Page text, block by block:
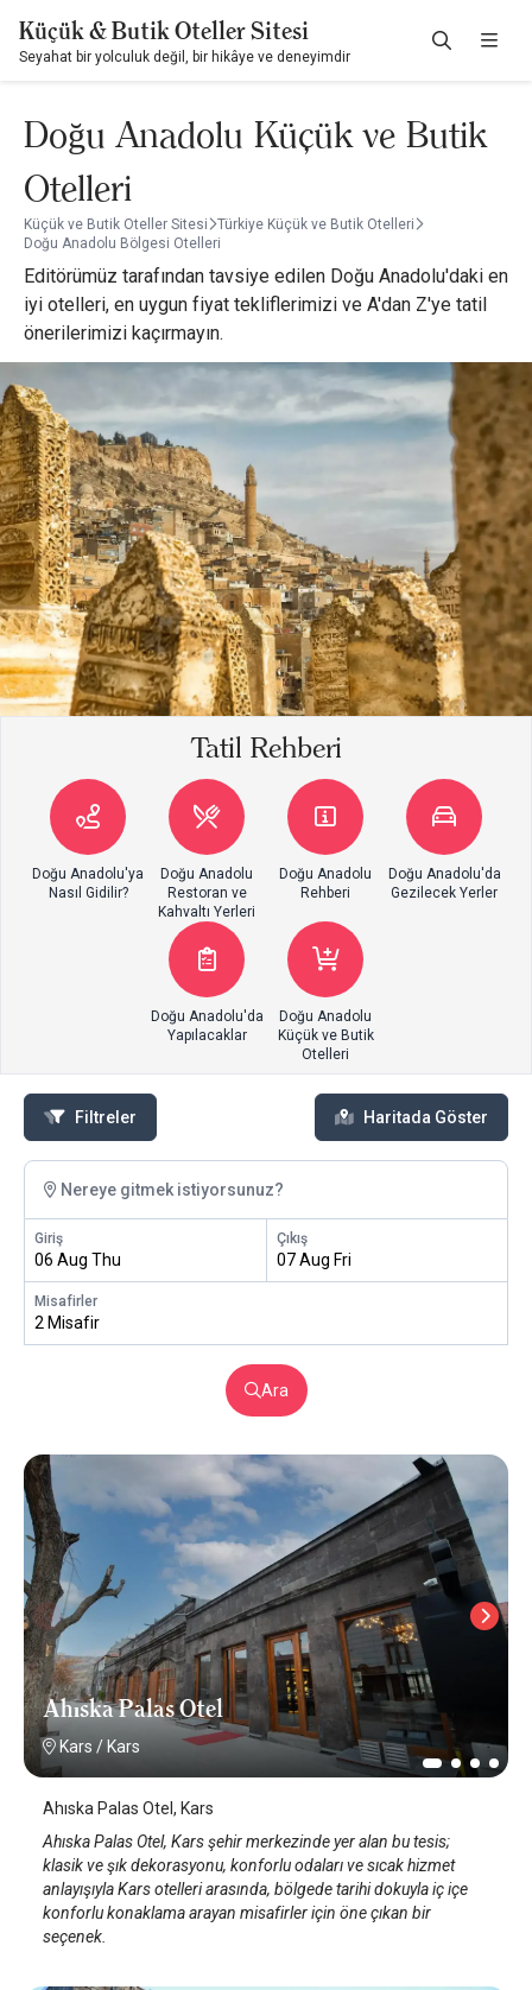
Küçük & Butik Oteller Sitesi
Seyahat bir yolculuk değil, bir hikâye ve deneyimdir
Doğu Anadolu Küçük ve Butik
Otelleri
Küçük ve Butik Oteller Sitesi
Türkiye Küçük ve Butik Otelleri
Doğu Anadolu Bölgesi Otelleri
Editörümüz tarafından tavsiye edilen Doğu Anadolu'daki en
iyi otelleri, en uygun fiyat tekliflerimizi ve A'dan Z'ye tatil
önerilerimizi kaçırmayın.
Tatil Rehberi
Doğu Anadolu'ya
Nasıl Gidilir?
Doğu Anadolu
Restoran ve
Kahvaltı Yerleri
Doğu Anadolu
Rehberi
Doğu Anadolu'da
Gezilecek Yerler
Doğu Anadolu'da
Yapılacaklar
Doğu Anadolu
Küçük ve Butik
Otelleri
Filtreler Haritada Göster
Nereye gitmek istiyorsunuz?
Giriş
06 Aug Thu
Çıkış
07 Aug Fri
Misafirler
2 Misafir
Ara
Ahıska Palas Otel
Kars / Kars
Ahıska Palas Otel, Kars
Ahıska Palas Otel, Kars şehir merkezinde yer alan bu tesis;
klasik ve şık dekorasyonu, konforlu odaları ve sıcak hizmet
anlayışıyla Kars otelleri arasında, bölgede tarihi dokuyla iç içe
konforlu konaklama arayan misafirler için öne çıkan bir
seçenek.